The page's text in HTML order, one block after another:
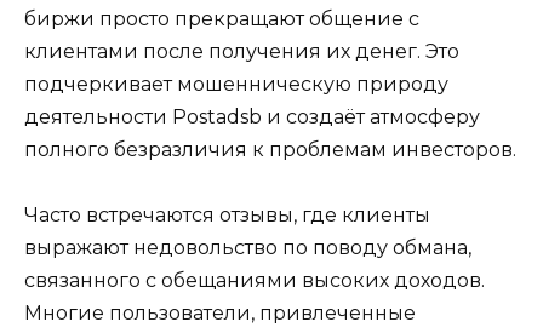
биржи просто прекращают общение с
клиентами после получения их денег. Это
подчеркивает мошенническую природу
деятельности Postadsb и создаёт атмосферу
полного безразличия к проблемам инвесторов.
Часто встречаются отзывы, где клиенты
выражают недовольство по поводу обмана,
связанного с обещаниями высоких доходов.
Многие пользователи, привлеченные